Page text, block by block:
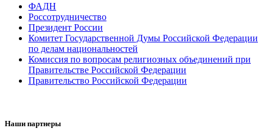
ФАДН
Россотрудничество
Президент России
Комитет Государственной Думы Российской Федерации
по делам национальностей
Комиссия по вопросам религиозных объединений при
Правительстве Российской Федерации
Правительство Российской Федерации
Наши партнеры